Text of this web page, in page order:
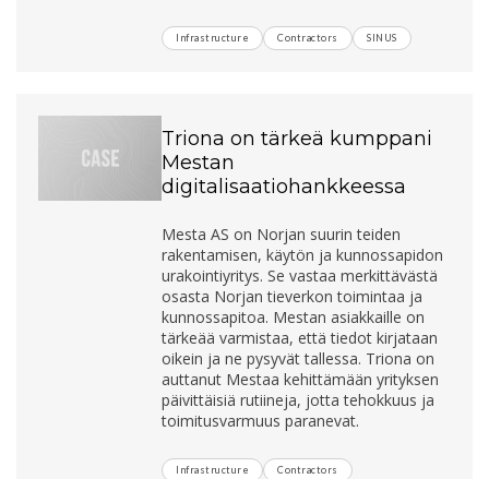
Infrastructure Contractors SINUS
Triona on tärkeä kumppani
Mestan
digitalisaatiohankkeessa
Mesta AS on Norjan suurin teiden
rakentamisen, käytön ja kunnossapidon
urakointiyritys. Se vastaa merkittävästä
osasta Norjan tieverkon toimintaa ja
kunnossapitoa. Mestan asiakkaille on
tärkeää varmistaa, että tiedot kirjataan
oikein ja ne pysyvät tallessa. Triona on
auttanut Mestaa kehittämään yrityksen
päivittäisiä rutiineja, jotta tehokkuus ja
toimitusvarmuus paranevat.
Infrastructure
Contractors